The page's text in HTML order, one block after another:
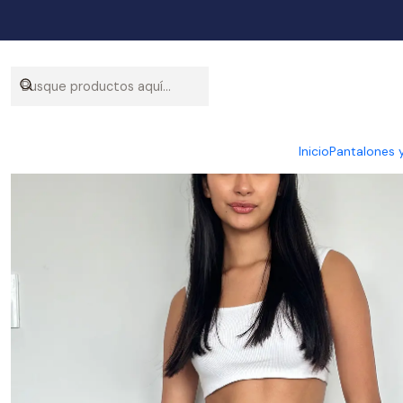
InicioPantalones